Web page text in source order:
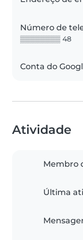
Número de
▒▒▒▒▒▒▒▒ 48
Conta do
Atividade
Membro
Última